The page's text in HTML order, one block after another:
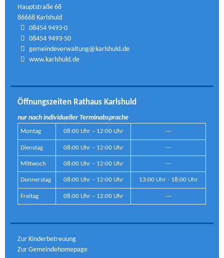
Hauptstraße 68
86668 Karlshuld
08454 9493-0
08454 9493-50
gemeindeverwaltung@karlshuld.de
www.karlshuld.de
Öffnungszeiten Rathaus Karlshuld
nur nach individueller Terminabsprache
Montag 08:00 Uhr – 12:00 Uhr ---
Dienstag 08:00 Uhr – 12:00 Uhr ---
Mittwoch 08:00 Uhr – 12:00 Uhr ---
Donnerstag 08:00 Uhr – 12:00 Uhr 13:00 Uhr - 18:00 Uhr
Freitag 08:00 Uhr – 12:00 Uhr ---
Zur Kinderbetreuung
Zur Gemeindehomepage